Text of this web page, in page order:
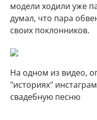
модели ходили уже
думал, что пара
своих поклонников.
На одном из видео,
"историях"
свадебную песню